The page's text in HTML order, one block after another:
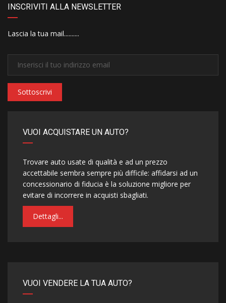
INSCRIVITI ALLA NEWSLETTER
Lascia la tua mail..........
Sottoscrivi
VUOI ACQUISTARE UN AUTO?
Trovare auto usate di qualità e ad un prezzo
accettabile sembra sempre più difficile: affidarsi ad un
concessionario di fiducia è la soluzione migliore per
evitare di incorrere in acquisti sbagliati.
Dettagli...
VUOI VENDERE LA TUA AUTO?